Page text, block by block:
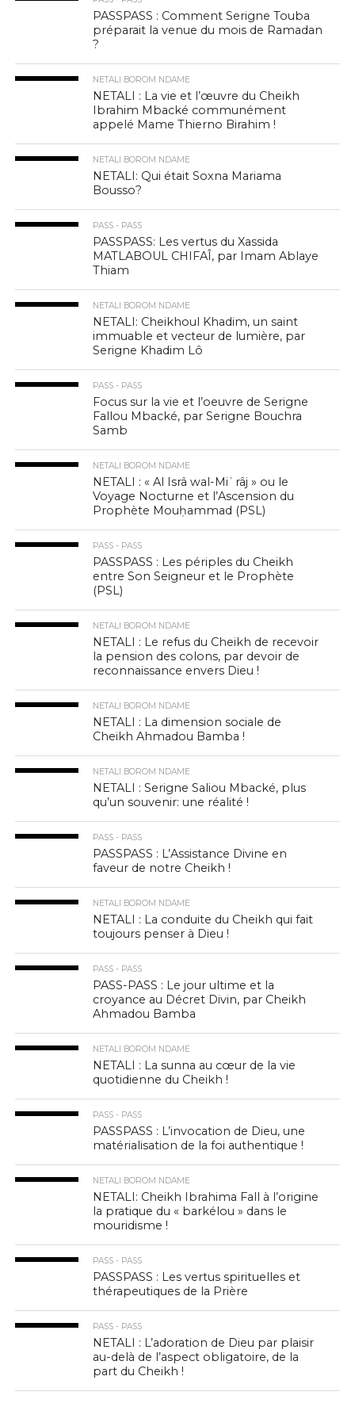
PASSPASS : Comment Serigne Touba
préparait la venue du mois de Ramadan
?
NETALI BOROM NDAME
NETALI : La vie et l’œuvre du Cheikh
Ibrahim Mbacké communément
appelé Mame Thierno Birahim !
NETALI BOROM NDAME
NETALI: Qui était Soxna Mariama
Bousso?
PASS - PASS
PASSPASS: Les vertus du Xassida
MATLABOUL CHIFAÎ, par Imam Ablaye
Thiam
NETALI BOROM NDAME
NETALI: Cheikhoul Khadim, un saint
immuable et vecteur de lumière, par
Serigne Khadim Lô
PASS - PASS
Focus sur la vie et l’oeuvre de Serigne
Fallou Mbacké, par Serigne Bouchra
Samb
NETALI BOROM NDAME
NETALI : « Al Isrâ wal-Miʿrâj » ou le
Voyage Nocturne et l’Ascension du
Prophète Mouḥammad (PSL)
PASS - PASS
PASSPASS : Les périples du Cheikh
entre Son Seigneur et le Prophète
(PSL)
NETALI BOROM NDAME
NETALI : Le refus du Cheikh de recevoir
la pension des colons, par devoir de
reconnaissance envers Dieu !
NETALI BOROM NDAME
NETALI : La dimension sociale de
Cheikh Ahmadou Bamba !
NETALI BOROM NDAME
NETALI : Serigne Saliou Mbacké, plus
qu’un souvenir: une réalité !
PASS - PASS
PASSPASS : L’Assistance Divine en
faveur de notre Cheikh !
NETALI BOROM NDAME
NETALI : La conduite du Cheikh qui fait
toujours penser à Dieu !
PASS - PASS
PASS-PASS : Le jour ultime et la
croyance au Décret Divin, par Cheikh
Ahmadou Bamba
NETALI BOROM NDAME
NETALI : La sunna au cœur de la vie
quotidienne du Cheikh !
PASS - PASS
PASSPASS : L’invocation de Dieu, une
matérialisation de la foi authentique !
NETALI BOROM NDAME
NETALI: Cheikh Ibrahima Fall à l’origine
la pratique du « barkélou » dans le
mouridisme !
PASS - PASS
PASSPASS : Les vertus spirituelles et
thérapeutiques de la Prière
PASS - PASS
NETALI : L’adoration de Dieu par plaisir
au-delà de l’aspect obligatoire, de la
part du Cheikh !